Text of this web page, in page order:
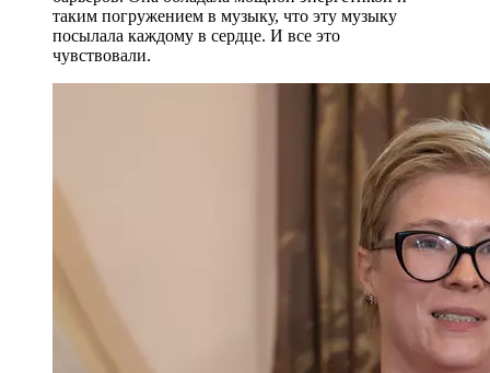
таким погружением в музыку, что эту музыку
посылала каждому в сердце. И все это
чувствовали.